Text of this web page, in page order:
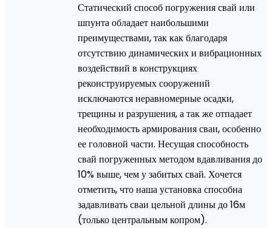
Статический способ погружения свай или
шпунта обладает наибольшими
преимуществами, так как благодаря
отсутствию динамических и вибрационных
воздействий в конструкциях
реконструируемых сооружений
исключаются неравномерные осадки,
трещины и разрушения, а так же отпадает
необходимость армирования сваи, особенно
ее головной части. Несущая способность
свай погруженных методом вдавливания до
10% выше, чем у забитых свай. Хочется
отметить, что наша установка способна
задавливать сваи цельной длины до 16м
(только центральным копром).